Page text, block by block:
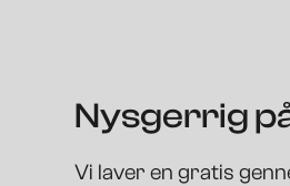
Nysgerrig
Vi laver en gratis